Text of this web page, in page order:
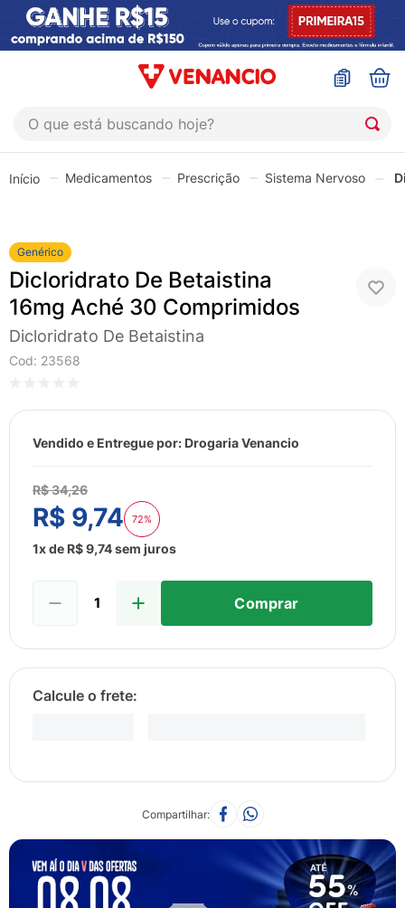
O que está buscando hoje?
Medicamentos Prescrição Sistema Nervoso
Genérico
Dicloridrato De Betaistina
16mg Aché 30 Comprimidos
Dicloridrato De Betaistina
Cod: 23568
Vendido e Entregue por: Drogaria Venancio
R$34,26
R$ 9,74 72%
1x de R$9,74sem juros
Comprar
Compartilhar
1º
coristina
4º
admuc
5
protetor solar
6 º
sabonete liquido
8º
esmalte
9º
lenço umedecido